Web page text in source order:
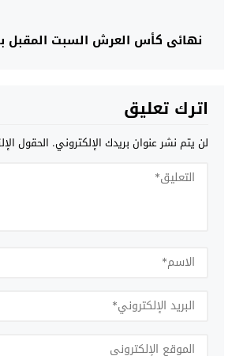
نهائي كأس العرش السبت المقبل
اترك تعليق
لن يتم نشر عنوان بريدك الإلكتروني. الحقول